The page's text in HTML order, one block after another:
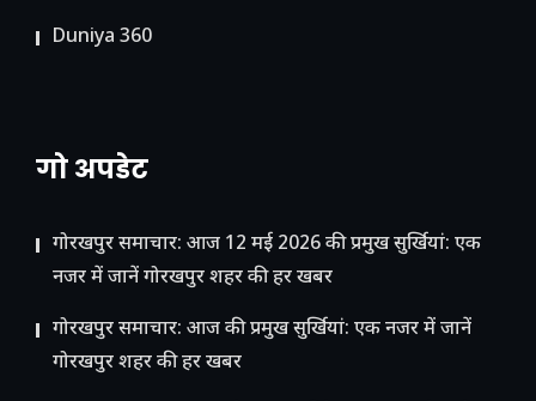
Duniya 360
गो अपडेट
गोरखपुर समाचार: आज 12 मई 2026 की प्रमुख सुर्खियां: एक
नजर में जानें गोरखपुर शहर की हर खबर
गोरखपुर समाचार: आज की प्रमुख सुर्खियां: एक नजर में जानें
गोरखपुर शहर की हर खबर